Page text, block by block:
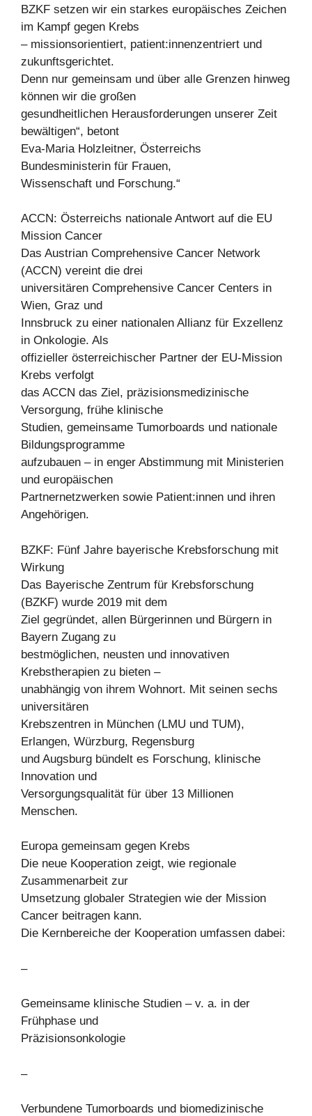
BZKF setzen wir ein starkes europäisches Zeichen
im Kampf gegen Krebs
– missionsorientiert, patient:innenzentriert und
zukunftsgerichtet.
Denn nur gemeinsam und über alle Grenzen hinweg
können wir die großen
gesundheitlichen Herausforderungen unserer Zeit
bewältigen“, betont
Eva-Maria Holzleitner, Österreichs
Bundesministerin für Frauen,
Wissenschaft und Forschung.“
ACCN: Österreichs nationale Antwort auf die EU
Mission Cancer
Das Austrian Comprehensive Cancer Network
(ACCN) vereint die drei
universitären Comprehensive Cancer Centers in
Wien, Graz und
Innsbruck zu einer nationalen Allianz für Exzellenz
in Onkologie. Als
offizieller österreichischer Partner der EU-Mission
Krebs verfolgt
das ACCN das Ziel, präzisionsmedizinische
Versorgung, frühe klinische
Studien, gemeinsame Tumorboards und nationale
Bildungsprogramme
aufzubauen – in enger Abstimmung mit Ministerien
und europäischen
Partnernetzwerken sowie Patient:innen und ihren
Angehörigen.
BZKF: Fünf Jahre bayerische Krebsforschung mit
Wirkung
Das Bayerische Zentrum für Krebsforschung
(BZKF) wurde 2019 mit dem
Ziel gegründet, allen Bürgerinnen und Bürgern in
Bayern Zugang zu
bestmöglichen, neusten und innovativen
Krebstherapien zu bieten –
unabhängig von ihrem Wohnort. Mit seinen sechs
universitären
Krebszentren in München (LMU und TUM),
Erlangen, Würzburg, Regensburg
und Augsburg bündelt es Forschung, klinische
Innovation und
Versorgungsqualität für über 13 Millionen
Menschen.
Europa gemeinsam gegen Krebs
Die neue Kooperation zeigt, wie regionale
Zusammenarbeit zur
Umsetzung globaler Strategien wie der Mission
Cancer beitragen kann.
Die Kernbereiche der Kooperation umfassen dabei:
–
Gemeinsame klinische Studien – v. a. in der
Frühphase und
Präzisionsonkologie
–
Verbundene Tumorboards und biomedizinische